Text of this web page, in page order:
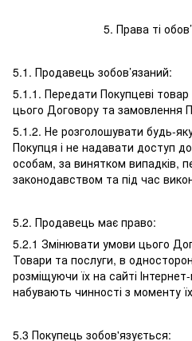
5. Права ті
5.1. Продавець зобов’язаний:
5.1.1. Передати Покупцеві товар
цього Договору та замовлення
5.1.2. Не розголошувати будь-
Покупця і не надавати доступ до
особам, за винятком випадків,
законодавством та під час
5.2. Продавець має право:
5.2.1 Змінювати умови цього
Товари та послуги, в
розміщуючи їх на сайті
набувають чинності з моменту їх
5.3 Покупець зобов'язується: